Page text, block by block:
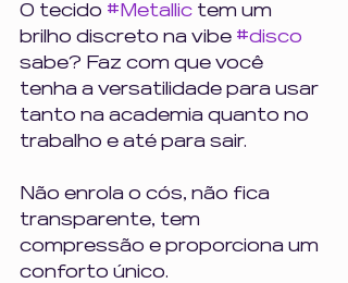
O tecido #Metallic tem um
brilho discreto na vibe #disco
sabe? Faz com que você
tenha a versatilidade para usar
tanto na academia quanto no
trabalho e até para sair.
Não enrola o cós, não fica
transparente, tem
compressão e proporciona um
conforto único.